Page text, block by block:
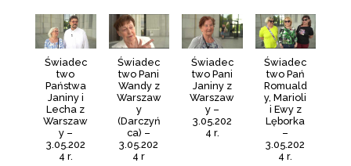
Świadec
two
Państwa
Janiny i
Lecha z
Warszaw
y –
3.05.202
4 r.
Świadec
two Pani
Wandy z
Warszaw
y
(Darczyń
ca) –
3.05.202
4 r
Świadec
two Pani
Janiny z
Warszaw
y –
3.05.202
4 r.
Świadec
two Pań
Romuald
y, Marioli
i Ewy z
Lęborka
–
3.05.202
4 r.